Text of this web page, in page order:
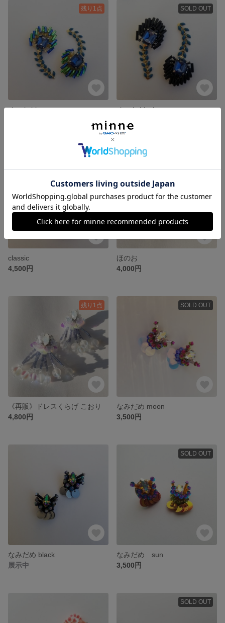
残り1点
classic bluegreen
SOLD OUT
classic black
classic
4,500円
ほのお
4,000円
残り1点
《再販》ドレスくらげ こおり
4,800円
SOLD OUT
なみだめ moon
3,500円
なみだめ black
展示中
SOLD OUT
なみだめ sun
3,500円
SOLD OUT